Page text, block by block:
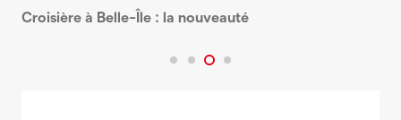
Croisière à Belle-Île : la nouveauté